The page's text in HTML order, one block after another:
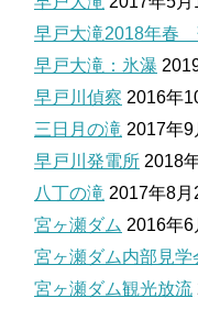
早戸大滝2018年春
早戸大滝：氷瀑
早戸川偵察 2016年
三日月の滝 2017年9
早戸川発電所 2018
八丁の滝 2017年8月
宮ヶ瀬ダム 2016年6
宮ヶ瀬ダム内部見学
宮ヶ瀬ダム観光放流